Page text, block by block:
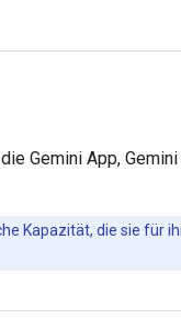
Gemini App,
Kapazität, die sie für